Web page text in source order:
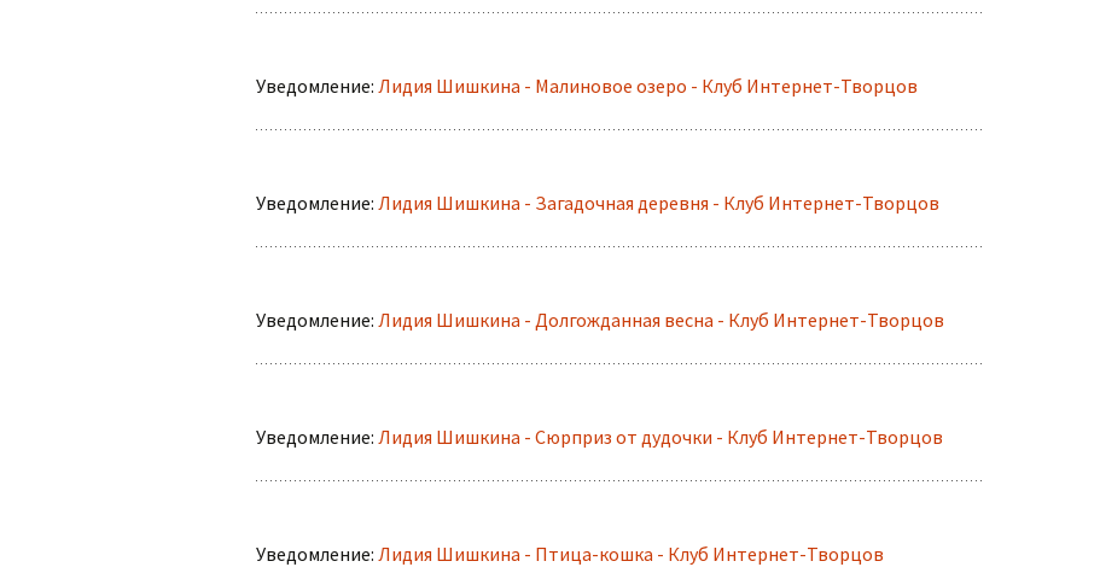
Татьяна Ерошенко
Уведомление: Лидия Шишкина - Малиновое озеро - Клуб Интернет-Творцов
Уведомление: Лидия Шишкина - Загадочная деревня - Клуб Интернет-Творцов
Уведомление: Лидия Шишкина - Долгожданная весна - Клуб Интернет-Творцов
Уведомление: Лидия Шишкина - Сюрприз от дудочки - Клуб Интернет-Творцов
Уведомление: Лидия Шишкина - Птица-кошка - Клуб Интернет-Творцов